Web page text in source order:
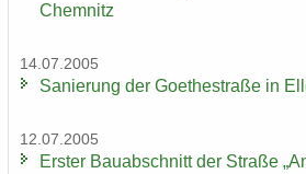
Chem­nitz
14.07.2005
Sa­nie­rung der Goe­the­stra­ße in
12.07.2005
Ers­ter Bau­ab­schnitt der Stra­ße